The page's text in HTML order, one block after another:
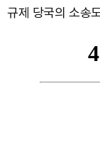
규제 당국의 소송